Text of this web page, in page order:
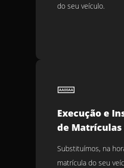
do seu veículo.
Execução e
de Matrículas
Substituímos, na
matrícula do seu